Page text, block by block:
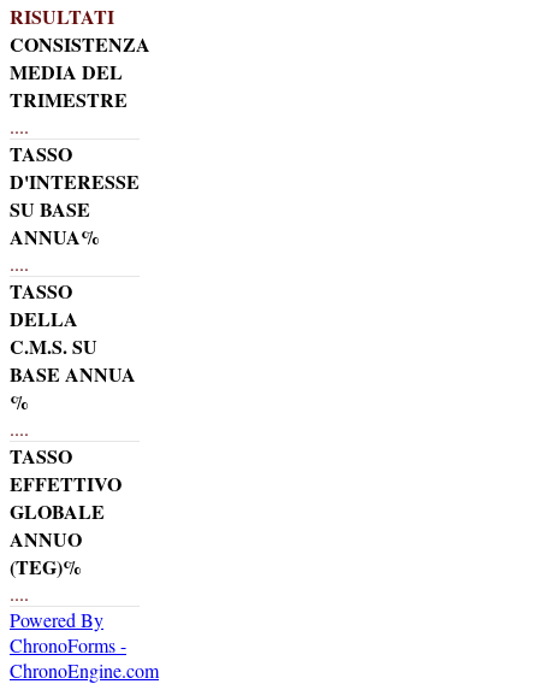
RISULTATI
CONSISTENZA
MEDIA DEL
TRIMESTRE
....
TASSO
D'INTERESSE
SU BASE
ANNUA%
....
TASSO
DELLA
C.M.S. SU
BASE ANNUA
%
....
TASSO
EFFETTIVO
GLOBALE
ANNUO
(TEG)%
....
Powered By
ChronoForms -
ChronoEngine.com